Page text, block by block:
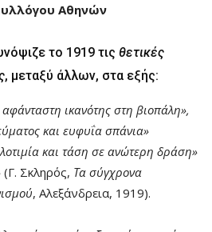
Αθηνών
το 1919 τις θετικές
, μεταξύ άλλων, στα εξής:
ικανότης στη βιοπάλη»,
και ευφυΐα σπάνια»
και τάση σε ανώτερη δράση»
(Γ. Σκληρός, Τα σύγχρονα
, Αλεξάνδρεια, 1919).